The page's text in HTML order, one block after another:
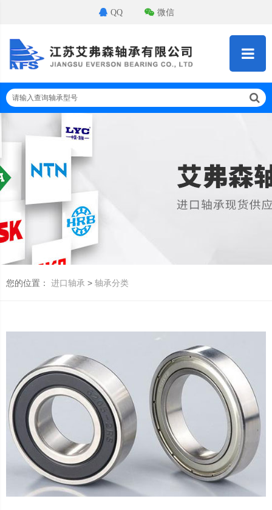
QQ 微信
请输入查询轴承型号
您的位置： 进口轴承 > 轴承分类